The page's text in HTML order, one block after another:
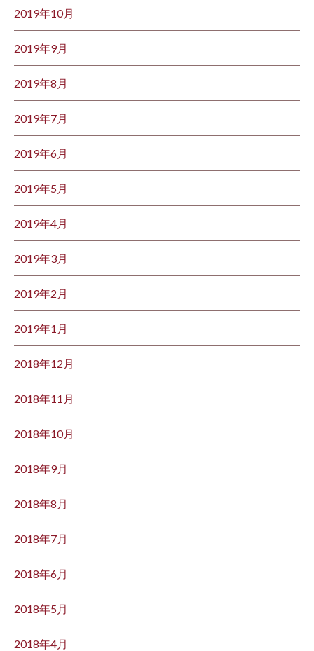
2019年10月
2019年9月
2019年8月
2019年7月
2019年6月
2019年5月
2019年4月
2019年3月
2019年2月
2019年1月
2018年12月
2018年11月
2018年10月
2018年9月
2018年8月
2018年7月
2018年6月
2018年5月
2018年4月